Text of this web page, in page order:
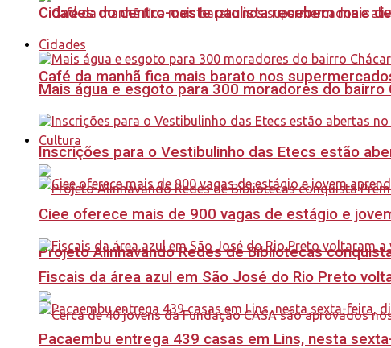
Café da manhã fica mais barato nos
Cultura
Projeto Alinhavando Redes de Bibliotecas
Cidades do centro-oeste paulista recebem mais
Cidades
Mais água e esgoto para 300 moradores do bairro
Inscrições para o Vestibulinho das Etecs estão
Ciee oferece mais de 900 vagas de estágio e
Fiscais da área azul em São José do Rio Preto
Pacaembu entrega 439 casas em Lins, nesta